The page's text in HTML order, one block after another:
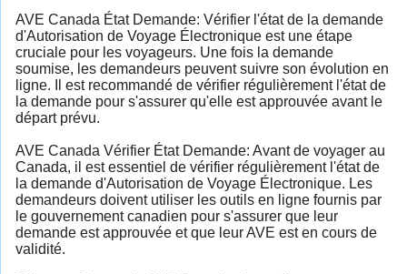
AVE Canada État Demande: Vérifier l'état de la demande
d'Autorisation de Voyage Électronique est une étape
cruciale pour les voyageurs. Une fois la demande
soumise, les demandeurs peuvent suivre son évolution en
ligne. Il est recommandé de vérifier régulièrement l'état de
la demande pour s'assurer qu'elle est approuvée avant le
départ prévu.
AVE Canada Vérifier État Demande: Avant de voyager au
Canada, il est essentiel de vérifier régulièrement l'état de
la demande d'Autorisation de Voyage Électronique. Les
demandeurs doivent utiliser les outils en ligne fournis par
le gouvernement canadien pour s'assurer que leur
demande est approuvée et que leur AVE est en cours de
validité.